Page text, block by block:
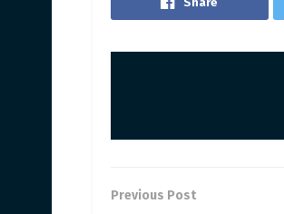
Previous Post